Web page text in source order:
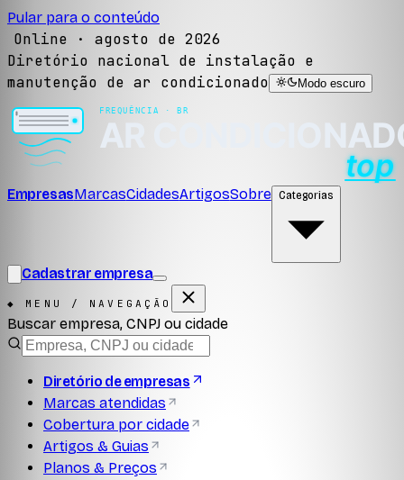
Pular para o conteúdo
Online · agosto de 2026
Diretório nacional de instalação e
manutenção de ar condicionado
Modo escuro
EmpresasMarcasCidadesArtigosSobre Categorias
Cadastrar empresa
◆ MENU / NAVEGAÇÃO
Buscar empresa, CNPJ ou cidade
Diretório de empresas
Marcas atendidas
Cobertura por cidade
Artigos & Guias
Planos & Preços